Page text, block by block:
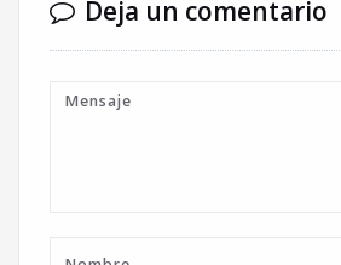
Deja un comentario